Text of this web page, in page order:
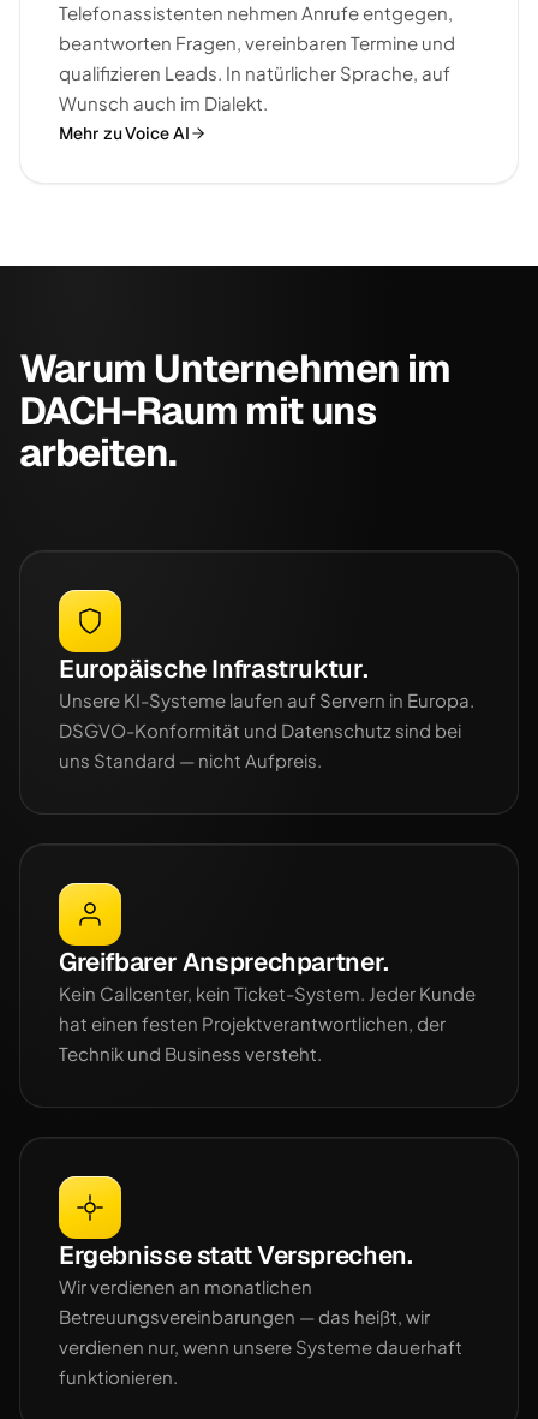
Telefonassistenten nehmen Anrufe entgegen,
beantworten Fragen, vereinbaren Termine und
qualifizieren Leads. In natürlicher Sprache, auf
Wunsch auch im Dialekt.
Mehr zu Voice AI
Warum Unternehmen im
DACH-Raum mit uns
arbeiten.
Europäische Infrastruktur.
Unsere KI-Systeme laufen auf Servern in Europa.
DSGVO-Konformität und Datenschutz sind bei
uns Standard — nicht Aufpreis.
Greifbarer Ansprechpartner.
Kein Callcenter, kein Ticket-System. Jeder Kunde
hat einen festen Projektverantwortlichen, der
Technik und Business versteht.
Ergebnisse statt Versprechen.
Wir verdienen an monatlichen
Betreuungsvereinbarungen — das heißt, wir
verdienen nur, wenn unsere Systeme dauerhaft
funktionieren.